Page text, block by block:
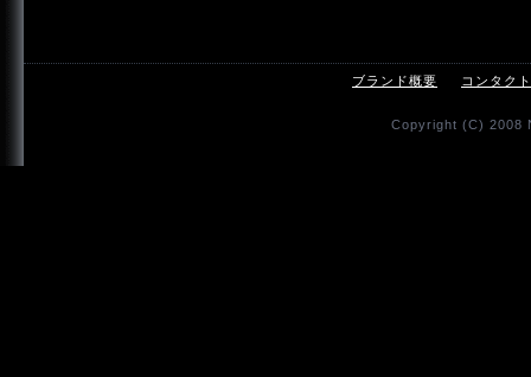
ブランド概要 コンタクト
Copyright (C) 2008